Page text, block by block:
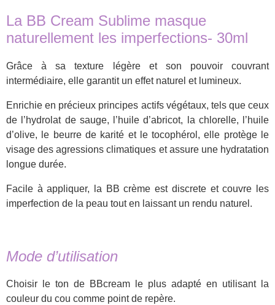
La BB Cream Sublime masque
naturellement les imperfections- 30ml
Grâce à sa texture légère et son pouvoir couvrant
intermédiaire, elle garantit un effet naturel et lumineux.
Enrichie en précieux principes actifs végétaux, tels que ceux
de l’hydrolat de sauge, l’huile d’abricot, la chlorelle, l’huile
d’olive, le beurre de karité et le tocophérol, elle protège le
visage des agressions climatiques et assure une hydratation
longue durée.
Facile à appliquer, la BB crème est discrete et couvre les
imperfection de la peau tout en laissant un rendu naturel.
Mode d’utilisation
Choisir le ton de BBcream le plus adapté en utilisant la
couleur du cou comme point de repère.